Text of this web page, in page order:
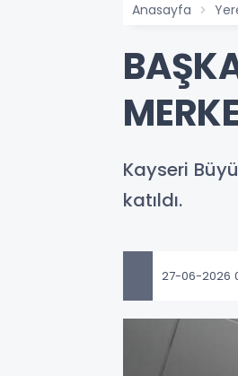
Anasayfa
Kayseri
katıldı.
27-06-2026